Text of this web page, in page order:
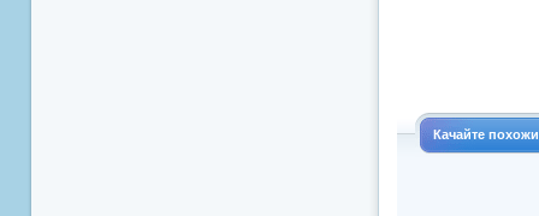
Качайте